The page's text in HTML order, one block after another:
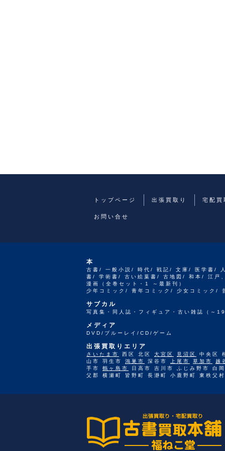
トップページ 出張買取り 宅配買
お問い合せ
本
古書/ 一般小説/ 時代/ 戦記/ 文庫/ 医学書/
書/ 学術書/ 古い絵葉書/ 古地図/ 和本/ 江戸
漫画（全巻セット・1 ～最新刊）
少年コミック/ 青年コミック/ 少女コミック/
サブカル
写真集・同人誌・フィギュア・古い雑誌（～
メディア
DVD/ブルーレイ/CD/ゲーム
出張買取りエリア
さいたま市 西区 北区 大宮区 見沼区
中央区
山市 羽生市 鴻巣市 深谷市 上尾市 草加市
越
手市 鶴ヶ島市
日高市 吉川市 ふじみ野市 白
父郡 横瀬町 皆野町 長瀞町 小鹿野町 東秩父